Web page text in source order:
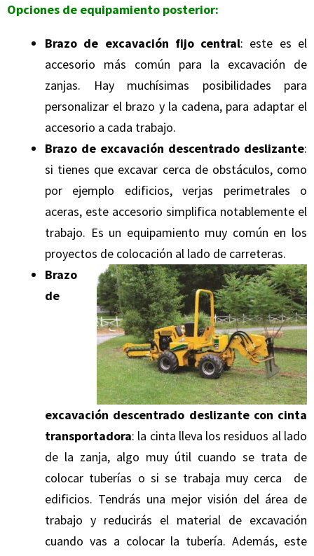
Opciones de equipamiento posterior:
Brazo de excavación fijo central: este es el
accesorio más común para la excavación de
zanjas. Hay muchísimas posibilidades para
personalizar el brazo y la cadena, para adaptar el
accesorio a cada trabajo.
Brazo de excavación descentrado deslizante:
si tienes que excavar cerca de obstáculos, como
por ejemplo edificios, verjas perimetrales o
aceras, este accesorio simplifica notablemente el
trabajo. Es un equipamiento muy común en los
proyectos de colocación al lado de carreteras.
Brazo
de
excavación descentrado deslizante con cinta
transportadora: la cinta lleva los residuos al lado
de la zanja, algo muy útil cuando se trata de
colocar tuberías o si se trabaja muy cerca de
edificios. Tendrás una mejor visión del área de
trabajo y reducirás el material de excavación
cuando vas a colocar la tubería. Además, este